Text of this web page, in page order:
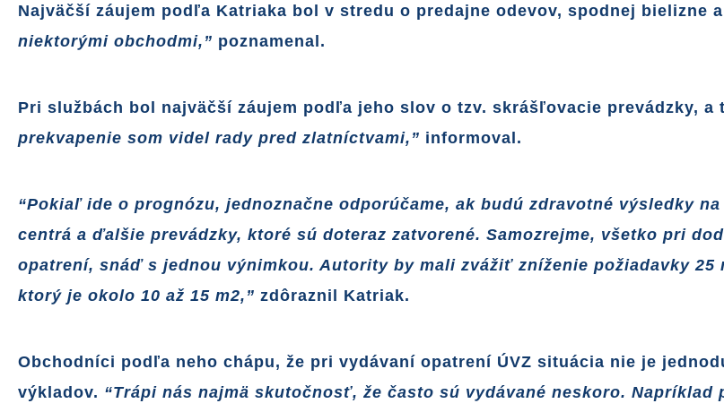
Najväčší záujem podľa Katriaka bol v stredu o predajne odevov, spodnej bielizne
niektorými obchodmi,” poznamenal.
Pri službách bol najväčší záujem podľa jeho slov o tzv. skrášľovacie prevádzky,
prekvapenie som videl rady pred zlatníctvami,” informoval.
“Pokiaľ ide o prognózu, jednoznačne odporúčame, ak budú zdravotné výsledky
centrá a ďalšie prevádzky, ktoré sú doteraz zatvorené. Samozrejme, všetko pri
opatrení, snáď s jednou výnimkou. Autority by mali zvážiť zníženie požiadavky 25
ktorý je okolo 10 až 15 m2,” zdôraznil Katriak.
Obchodníci podľa neho chápu, že pri vydávaní opatrení ÚVZ situácia nie je
výkladov. “Trápi nás najmä skutočnosť, že často sú vydávané neskoro. Napríklad